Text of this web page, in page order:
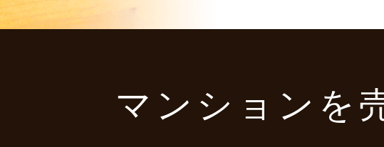
マンションを